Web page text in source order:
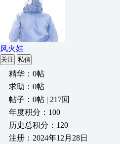
风火娃
关注 私信
精华：0帖
求助：0帖
帖子：0帖 | 217回
年度积分：100
历史总积分：120
注册：2024年12月28日